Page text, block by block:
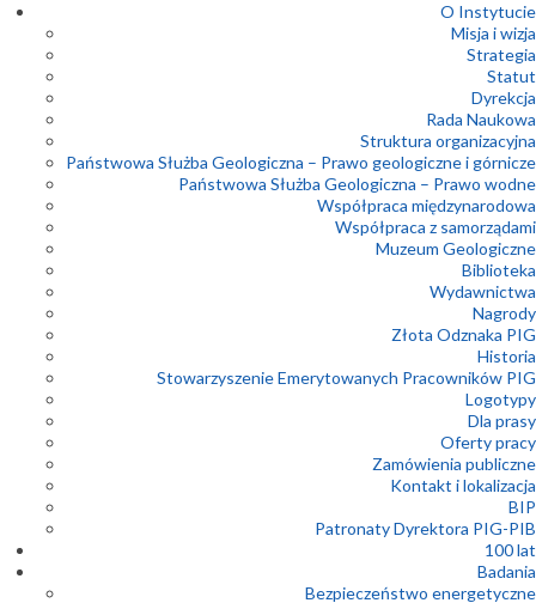
O Instytucie
Misja i wizja
Strategia
Statut
Dyrekcja
Rada Naukowa
Struktura organizacyjna
Państwowa Służba Geologiczna – Prawo geologiczne i górnicze
Państwowa Służba Geologiczna – Prawo wodne
Współpraca międzynarodowa
Współpraca z samorządami
Muzeum Geologiczne
Biblioteka
Wydawnictwa
Nagrody
Złota Odznaka PIG
Historia
Stowarzyszenie Emerytowanych Pracowników PIG
Logotypy
Dla prasy
Oferty pracy
Zamówienia publiczne
Kontakt i lokalizacja
BIP
Patronaty Dyrektora PIG-PIB
100 lat
Badania
Bezpieczeństwo energetyczne